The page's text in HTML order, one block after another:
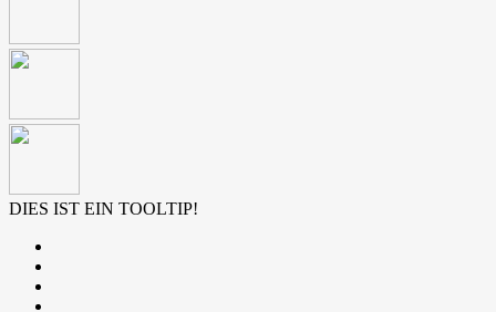
DIES IST EIN TOOLTIP!